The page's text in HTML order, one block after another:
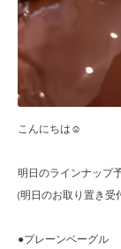
こんにちは☺︎
明日のラインナップ
(明日のお取り置き受
●プレーンベーグル